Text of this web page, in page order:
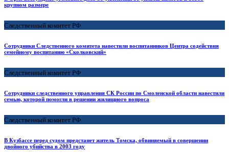
крупном размере
Следственный комитет РФ
Сотрудники Следственного комитета навестили воспитанников Центра содействия
семейному воспитанию «Сколковский»
Следственный комитет РФ
Сотрудники следственного управления СК России по Смоленской области навестили
семью, которой помогли в решении жилищного вопроса
Следственный комитет РФ
В Кузбассе перед судом предстанет житель Томска, обвиняемый в совершении
двойного убийства в 2003 году